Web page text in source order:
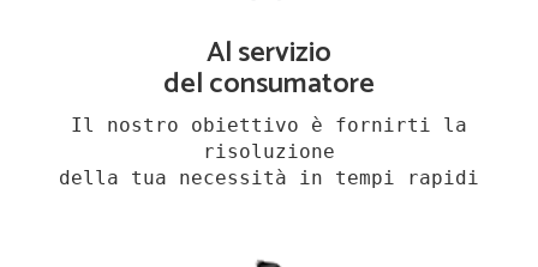
Al servizio
del consumatore
Il nostro obiettivo è fornirti la
risoluzione
della tua necessità in tempi rapidi